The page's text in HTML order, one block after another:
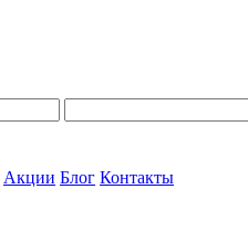
Акции Блог Контакты